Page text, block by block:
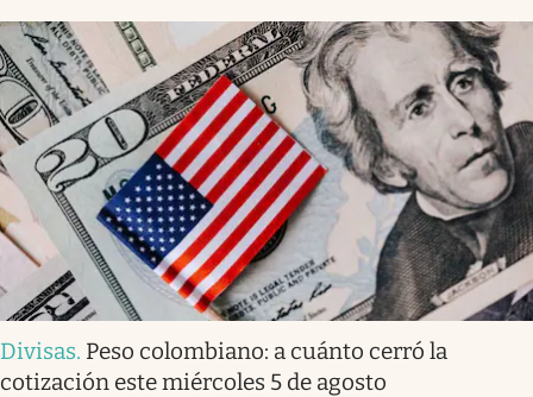
Divisas. Peso colombiano: a cuánto cerró la
cotización este miércoles 5 de agosto